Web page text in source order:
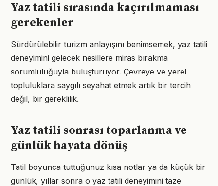
Yaz tatili sırasında kaçırılmaması
gerekenler
Sürdürülebilir turizm anlayışını benimsemek, yaz tatili
deneyimini gelecek nesillere miras bırakma
sorumluluğuyla buluşturuyor. Çevreye ve yerel
topluluklara saygılı seyahat etmek artık bir tercih
değil, bir gereklilik.
Yaz tatili sonrası toparlanma ve
günlük hayata dönüş
Tatil boyunca tuttuğunuz kısa notlar ya da küçük bir
günlük, yıllar sonra o yaz tatili deneyimini taze